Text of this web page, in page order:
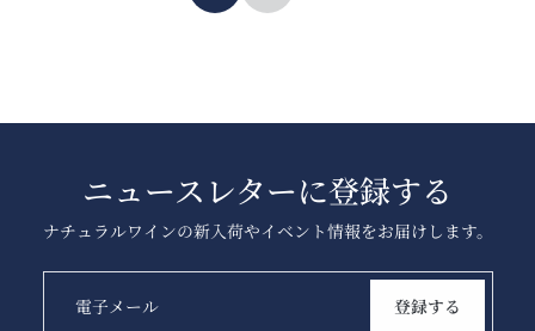
ニュースレターに登録する
ナチュラルワインの新入荷やイベント情報をお届けします。
電子メール 登録する